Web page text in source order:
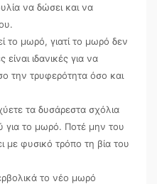
να δώσει και να
το μωρό, γιατί το μωρό δεν
είναι ιδανικές για να
την τρυφερότητα όσο και
τα δυσάρεστα σχόλια
για το μωρό. Ποτέ μην του
με φυσικό τρόπο τη βία του
το νέο μωρό